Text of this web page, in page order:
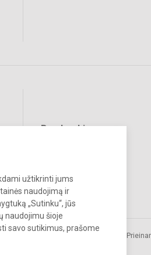
užtikrinti jums
naudojimą ir
„Sutinku“, jūs
naudojimu šioje
savo sutikimus, prašome
Bendraukime
teisės saugomos.
sutikimo griežtai